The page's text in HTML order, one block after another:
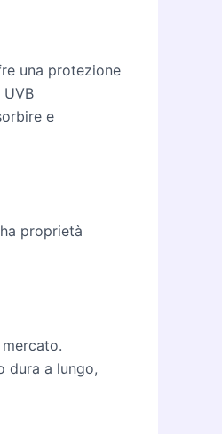
una protezione
e
proprietà
dura a lungo,